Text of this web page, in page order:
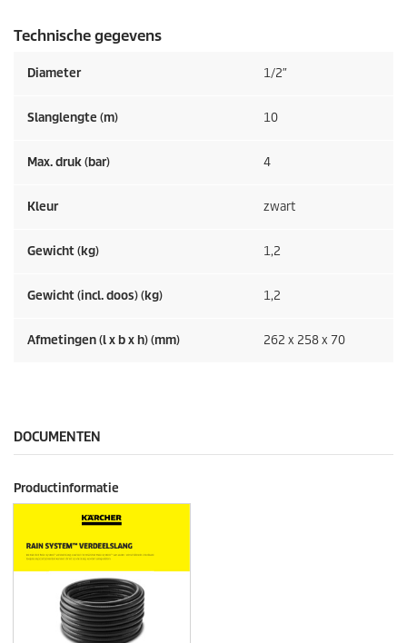
Technische gegevens
Diameter 1/2″
Slanglengte (m) 10
Max. druk (bar) 4
Kleur zwart
Gewicht (kg) 1,2
Gewicht (incl. doos) (kg) 1,2
Afmetingen (l x b x h) (mm) 262 x 258 x 70
DOCUMENTEN
Productinformatie